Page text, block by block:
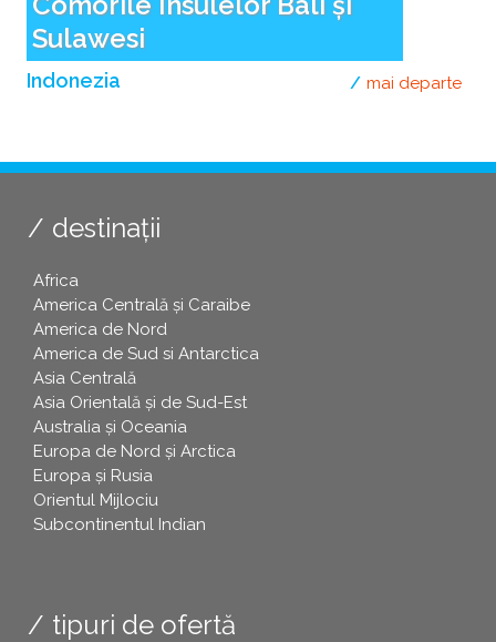
Sulawesi
Indonezia mai departe
destinații
Africa
America Centrală și Caraibe
America de Nord
America de Sud si Antarctica
Asia Centrală
Asia Orientală și de Sud-Est
Australia și Oceania
Europa de Nord și Arctica
Europa și Rusia
Orientul Mijlociu
Subcontinentul Indian
tipuri de ofertă